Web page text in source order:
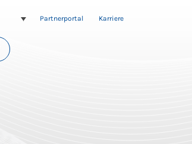
Partnerportal Karriere